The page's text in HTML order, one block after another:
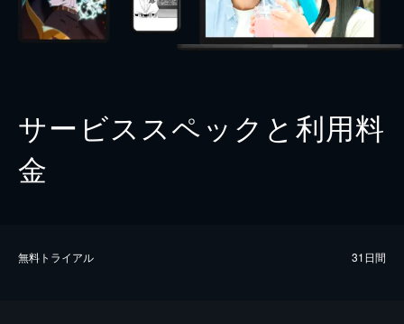
サービススペックと利用料
金
無料トライアル 31日間